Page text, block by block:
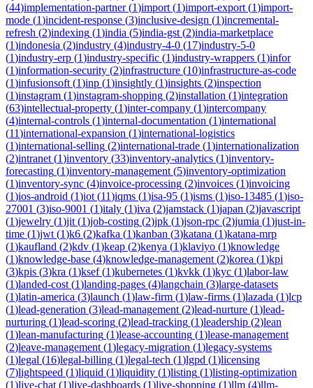
(44)implementation-partner(1)import (1)import-export (1)import-
mode (1)incident-response (3)inclusive-design (1)incremental-
refresh (2)indexing (1)india (5)india-gst (2)india-marketplace
(1)indonesia (2)industry (4)industry-4-0 (17)industry-5-0
(1)industry-erp (1)industry-specific (1)industry-wrappers (1)infor
(1)information-security (2)infrastructure (10)infrastructure-as-code
(1)infusionsoft (1)inp (1)insightly (1)insights (2)inspection
(1)instagram (1)instagram-shopping (2)installation (1)integration
(63)intellectual-property (1)inter-company (1)intercompany
(4)internal-controls (1)internal-documentation (1)international
(11)international-expansion (1)international-logistics
(1)international-selling (2)international-trade (1)internationalization
(2)intranet (1)inventory (33)inventory-analytics (1)inventory-
forecasting (1)inventory-management (5)inventory-optimization
(1)inventory-sync (4)invoice-processing (2)invoices (1)invoicing
(1)ios-android (1)iot (11)iqms (1)isa-95 (1)isms (1)iso-13485 (1)iso-
27001 (3)iso-9001 (1)italy (1)iva (2)jamstack (1)japan (2)javascript
(1)jewelry (1)jit (1)job-costing (2)jpk (1)json-rpc (2)jumia (1)just-in-
time (1)jwt (1)k6 (2)kafka (1)kanban (3)katana (1)katana-mrp
(1)kaufland (2)kdv (1)keap (2)kenya (1)klaviyo (1)knowledge
(1)knowledge-base (4)knowledge-management (2)korea (1)kpi
(3)kpis (3)kra (1)ksef(1)kubernetes (1)kvkk (1)kyc (1)labor-law
(1)landed-cost (1)landing-pages (4)langchain (3)large-datasets
(1)latin-america (3)launch (1)law-firm (1)law-firms (1)lazada (1)lcp
(1)lead-generation (3)lead-management (2)lead-nurture (1)lead-
nurturing (1)lead-scoring (2)lead-tracking (1)leadership (2)lean
(1)lean-manufacturing (1)lease-accounting (1)lease-management
(2)leave-management (1)legacy-migration (1)legacy-systems
(1)legal (16)legal-billing (1)legal-tech (1)lgpd (1)licensing
(7)lightspeed (1)liquid (1)liquidity (1)listing (1)listing-optimization
(1)live-chat (1)live-dashboards (1)live-shopping (1)llm (4)llm-